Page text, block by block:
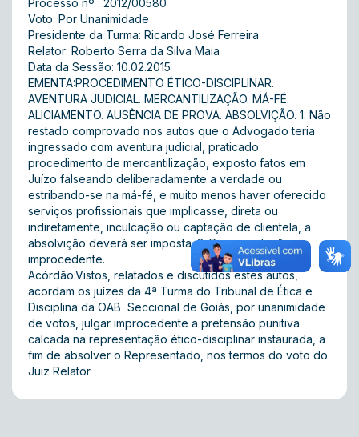
Processo nº : 2012/00580
Voto: Por Unanimidade
Presidente da Turma: Ricardo José Ferreira
Relator: Roberto Serra da Silva Maia
Data da Sessão: 10.02.2015
EMENTA:PROCEDIMENTO ÉTICO-DISCIPLINAR.
AVENTURA JUDICIAL. MERCANTILIZAÇÃO. MÁ-FÉ.
ALICIAMENTO. AUSÊNCIA DE PROVA. ABSOLVIÇÃO. 1. Não
restado comprovado nos autos que o Advogado teria
ingressado com aventura judicial, praticado
procedimento de mercantilização, exposto fatos em
Juízo falseando deliberadamente a verdade ou
estribando-se na má-fé, e muito menos haver oferecido
serviços profissionais que implicasse, direta ou
indiretamente, inculcação ou captação de clientela, a
absolvição deverá ser imposta. 2. Representação
improcedente.
Acórdão:Vistos, relatados e discutidos estes autos,
acordam os juízes da 4ª Turma do Tribunal de Ética e
Disciplina da OAB  Seccional de Goiás, por unanimidade
de votos, julgar improcedente a pretensão punitiva
calcada na representação ético-disciplinar instaurada, a
fim de absolver o Representado, nos termos do voto do
Juiz Relator